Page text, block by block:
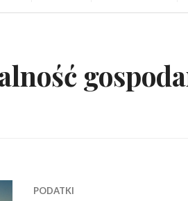
PODATKI